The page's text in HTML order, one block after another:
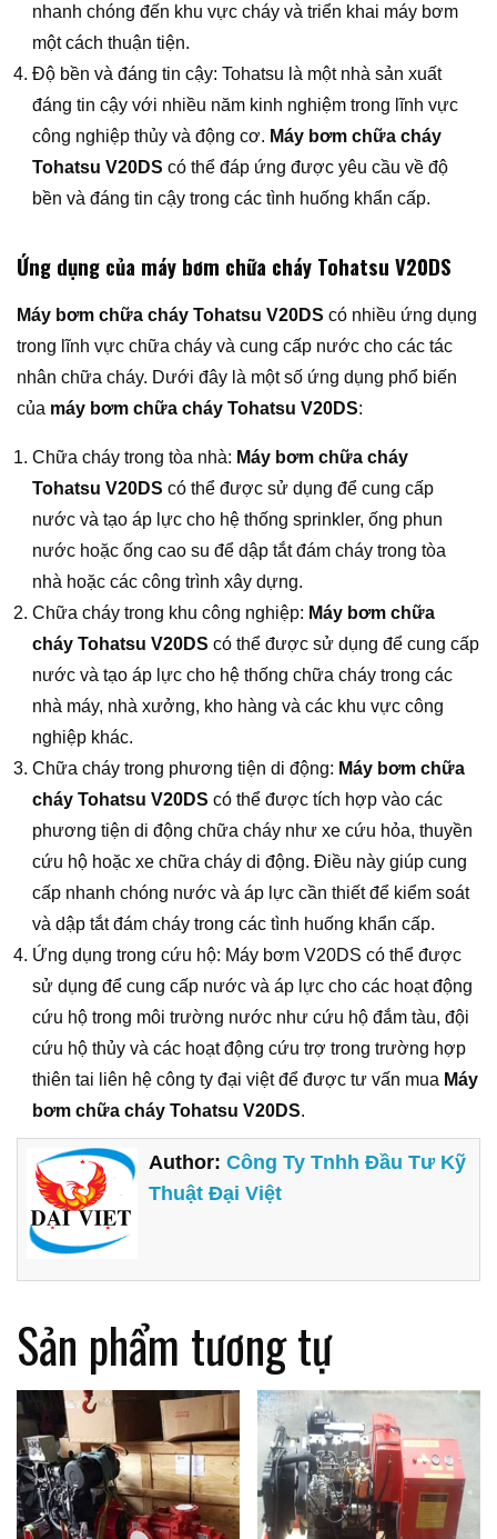
nhanh chóng đến khu vực cháy và triển khai máy bơm
một cách thuận tiện.
Độ bền và đáng tin cậy: Tohatsu là một nhà sản xuất
đáng tin cậy với nhiều năm kinh nghiệm trong lĩnh vực
công nghiệp thủy và động cơ. Máy bơm chữa cháy
Tohatsu V20DS có thể đáp ứng được yêu cầu về độ
bền và đáng tin cậy trong các tình huống khẩn cấp.
Ứng dụng của máy bơm chữa cháy Tohatsu V20DS
Máy bơm chữa cháy Tohatsu V20DS có nhiều ứng dụng
trong lĩnh vực chữa cháy và cung cấp nước cho các tác
nhân chữa cháy. Dưới đây là một số ứng dụng phổ biến
của máy bơm chữa cháy Tohatsu V20DS:
Chữa cháy trong tòa nhà: Máy bơm chữa cháy
Tohatsu V20DS có thể được sử dụng để cung cấp
nước và tạo áp lực cho hệ thống sprinkler, ống phun
nước hoặc ống cao su để dập tắt đám cháy trong tòa
nhà hoặc các công trình xây dựng.
Chữa cháy trong khu công nghiệp: Máy bơm chữa
cháy Tohatsu V20DS có thể được sử dụng để cung cấp
nước và tạo áp lực cho hệ thống chữa cháy trong các
nhà máy, nhà xưởng, kho hàng và các khu vực công
nghiệp khác.
Chữa cháy trong phương tiện di động: Máy bơm chữa
cháy Tohatsu V20DS có thể được tích hợp vào các
phương tiện di động chữa cháy như xe cứu hỏa, thuyền
cứu hộ hoặc xe chữa cháy di động. Điều này giúp cung
cấp nhanh chóng nước và áp lực cần thiết để kiểm soát
và dập tắt đám cháy trong các tình huống khẩn cấp.
Ứng dụng trong cứu hộ: Máy bơm V20DS có thể được
sử dụng để cung cấp nước và áp lực cho các hoạt động
cứu hộ trong môi trường nước như cứu hộ đắm tàu, đội
cứu hộ thủy và các hoạt động cứu trợ trong trường hợp
thiên tai liên hệ công ty đại việt để được tư vấn mua Máy
bơm chữa cháy Tohatsu V20DS.
Author:Công Ty Tnhh Đầu Tư Kỹ
Thuật Đại Việt
Sản phẩm tương tự